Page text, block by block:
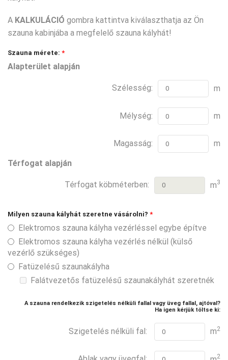
A KALKULÁCIÓ gombra kattintva kiválaszthatja az Ön
szauna kabinjába a megfelelő szauna kályhát!
Szauna mérete: *
Alapterület alapján
Szélesség: m
Mélység: m
Magasság: m
Térfogat alapján
Térfogat köbméterben: m3
Milyen szauna kályhát szeretne vásárolni? *
Elektromos szauna kályha vezérléssel egybe építve
Elektromos szauna kályha vezérlés nélkül (külső
vezérlő szükséges)
Fatüzelésű szaunakályha
Falátvezetős fatüzelésű szaunakályhát szeretnék
A szauna rendelkezik szigetelés nélküli fallal vagy üveg fallal, ajtóval?
Ha igen kérjük töltse ki:
Szigetelés nélküli fal: m2
2